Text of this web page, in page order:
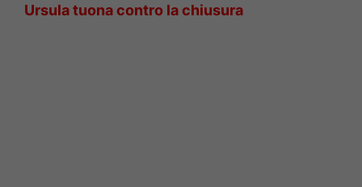
Ursula tuona contro la chiusura